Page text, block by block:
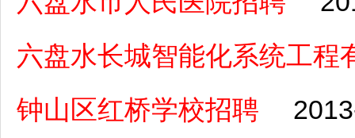
六盘水长城智能化系统工程
钟山区红桥学校招聘